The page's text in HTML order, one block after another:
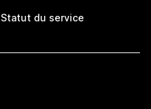
Statut du service